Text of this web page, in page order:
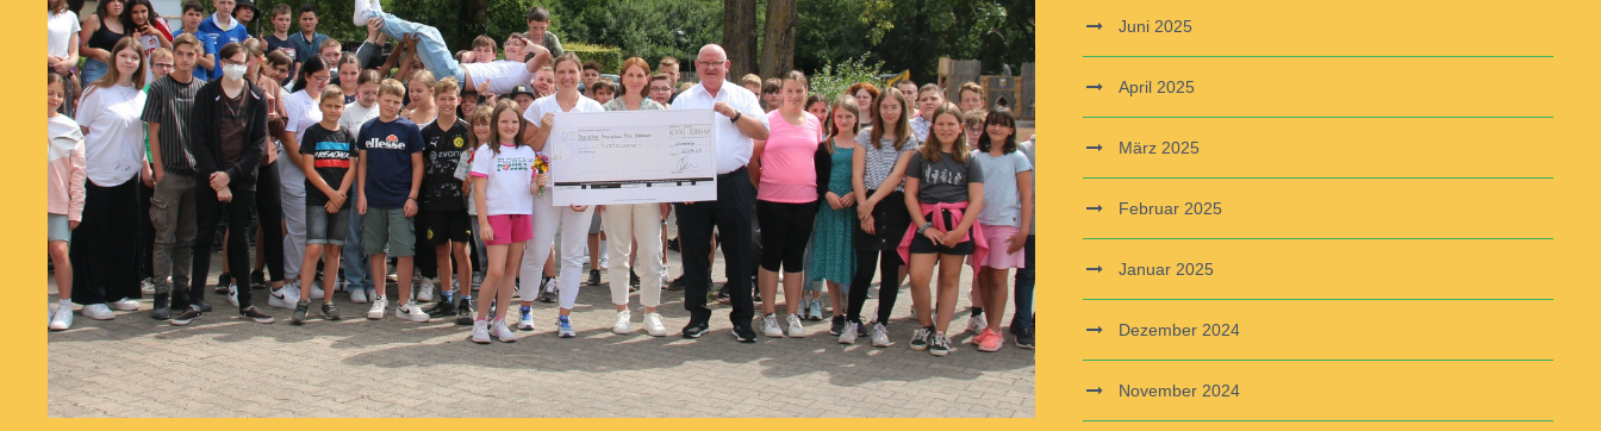
Juni 2025
April 2025
März 2025
Februar 2025
Januar 2025
Dezember 2024
November 2024